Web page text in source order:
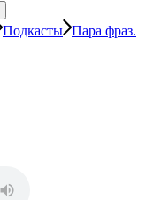
Подкасты Пара фраз.